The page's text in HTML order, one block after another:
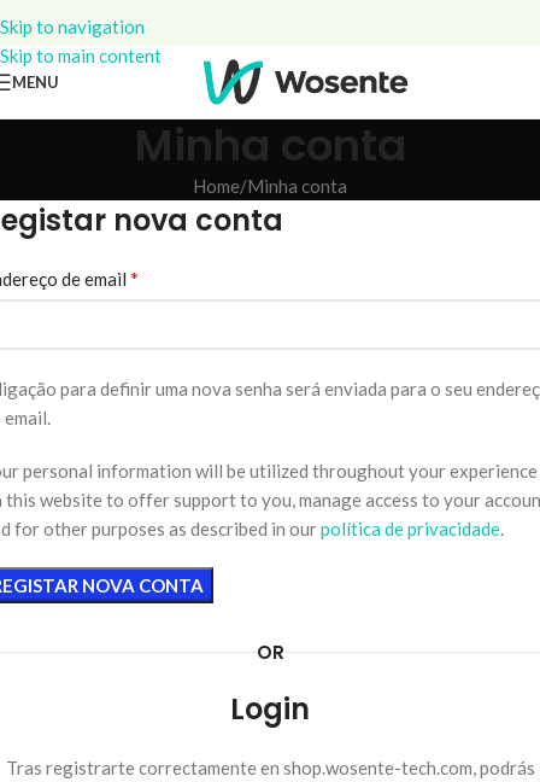
Skip to navigation
Skip to main content
MENU
Minha conta
Home Minha conta
nova conta
de email *
para definir uma nova senha será enviada para o seu
email.
personal information will be utilized throughout your experience
this website to offer support to you, manage access to your
for other purposes as described in ourpolítica de privacidade.
NOVA CONTA
OR
Login
Tras registrarte correctamente en shop.wosente-tech.com, podrás